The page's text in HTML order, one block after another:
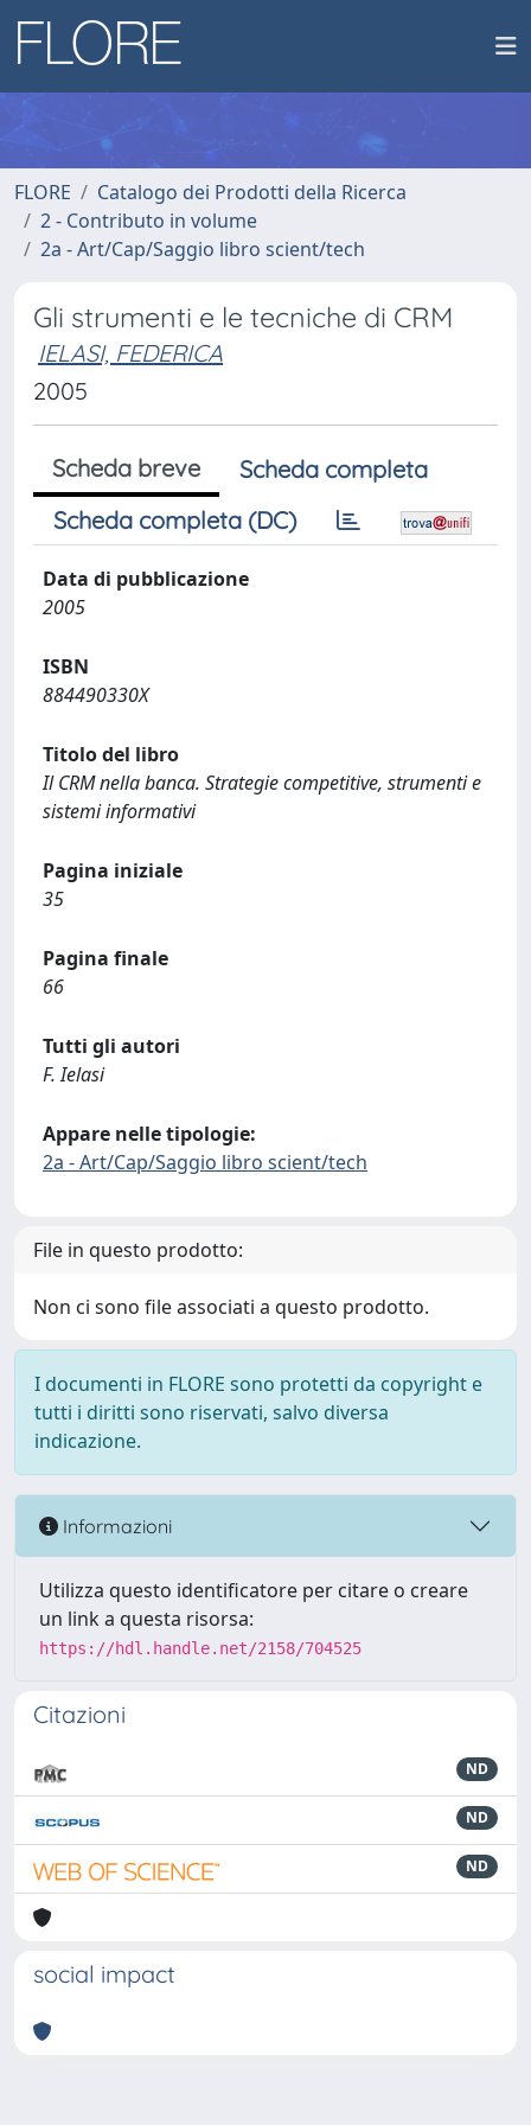
FLORE
Catalogo dei Prodotti della Ricerca
2 - Contributo in volume
2a - Art/Cap/Saggio libro scient/tech
Gli strumenti e le tecniche di CRM
IELASI, FEDERICA
2005
Scheda breve
Scheda completa
Scheda completa (DC)
Data di pubblicazione
2005
ISBN
884490330X
Titolo del libro
Il CRM nella banca. Strategie competitive, strumenti e
sistemi informativi
Pagina iniziale
35
Pagina finale
66
Tutti gli autori
F. Ielasi
Appare nelle tipologie:
2a - Art/Cap/Saggio libro scient/tech
File in questo prodotto:
Non ci sono file associati a questo prodotto.
I documenti in FLORE sono protetti da copyright e
tutti i diritti sono riservati, salvo diversa
indicazione.
Informazioni
Utilizza questo identificatore per citare o creare
un link a questa risorsa:
https://hdl.handle.net/2158/704525
Citazioni
ND
ND
ND
social impact